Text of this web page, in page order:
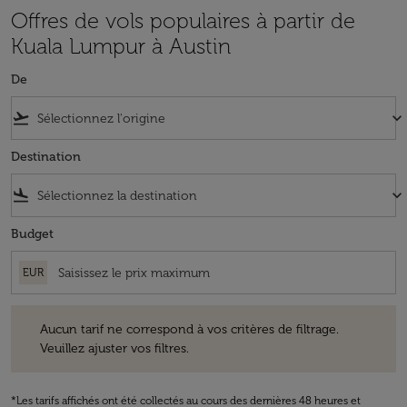
Offres de vols populaires à partir de
Kuala Lumpur à Austin
De
flight_takeoff keyboard_arrow_down
Destination
flight_land keyboard_arrow_down
Budget
EUR
Aucun tarif ne correspond à vos critères de filtrage.
Veuillez ajuster vos filtres.
*Les tarifs affichés ont été collectés au cours des dernières 48 heures et